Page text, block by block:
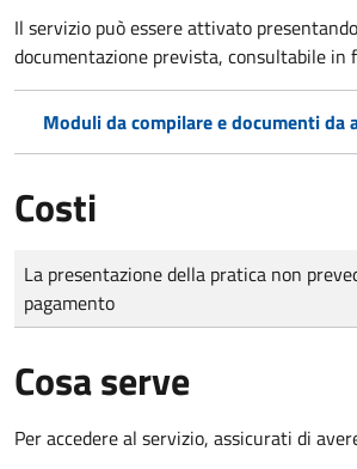
Il servizio può essere attivato
documentazione prevista, consultabile in
Moduli da compilare e documenti da
Costi
Tipo di pagamento
Importo
La presentazione della pratica non
pagamento
Cosa serve
Per accedere al servizio, assicurati di